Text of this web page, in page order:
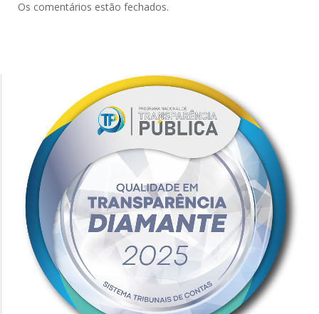
Os comentários estão fechados.